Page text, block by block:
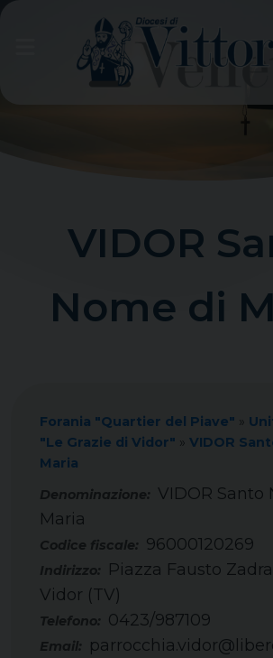
VIDOR
Nome di
Forania "Quartier del Piave" »
"Le Grazie di Vidor" » VIDOR
Maria
VIDOR Santo
Maria
Codice fiscale: 96000120269
Telefono: 0423/987109
Email:
Indirizzo:
Piazza Fausto
Vidor (TV)